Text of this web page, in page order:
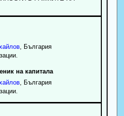
, България
на капитала
, България